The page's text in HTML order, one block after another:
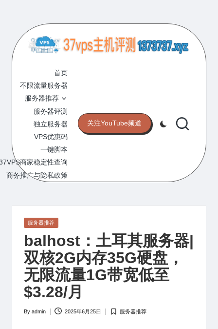
content
7
V
P
S
主
机
评
的
VPS
网
站
首页
不限流量服务器
服务器推荐
服务器评测
独立服务器
VPS优惠码
一键脚本
商家稳定性查询
商务推广与隐私政策
关注YouTube频道
Posted
服务器推荐
balhost：土耳其服务器|
双核2G内存35G硬盘，
无限流量1G带宽低至
$3.28/月
Posted
By admin 2025年6月25日
Posted
服务器推荐